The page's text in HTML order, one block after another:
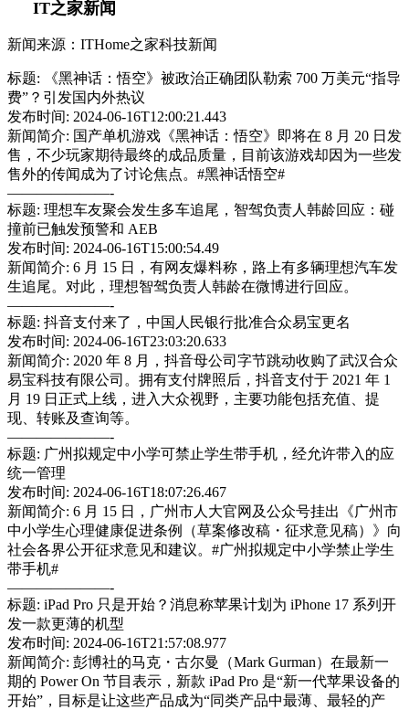
IT之家新闻
新闻来源：ITHome之家科技新闻
标题: 《黑神话：悟空》被政治正确团队勒索 700 万美元“指导
费”？引发国内外热议
发布时间: 2024-06-16T12:00:21.443
新闻简介: 国产单机游戏《黑神话：悟空》即将在 8 月 20 日发
售，不少玩家期待最终的成品质量，目前该游戏却因为一些发
售外的传闻成为了讨论焦点。#黑神话悟空#
———————-
标题: 理想车友聚会发生多车追尾，智驾负责人韩龄回应：碰
撞前已触发预警和 AEB
发布时间: 2024-06-16T15:00:54.49
新闻简介: 6 月 15 日，有网友爆料称，路上有多辆理想汽车发
生追尾。对此，理想智驾负责人韩龄在微博进行回应。
———————-
标题: 抖音支付来了，中国人民银行批准合众易宝更名
发布时间: 2024-06-16T23:03:20.633
新闻简介: 2020 年 8 月，抖音母公司字节跳动收购了武汉合众
易宝科技有限公司。拥有支付牌照后，抖音支付于 2021 年 1
月 19 日正式上线，进入大众视野，主要功能包括充值、提
现、转账及查询等。
———————-
标题: 广州拟规定中小学可禁止学生带手机，经允许带入的应
统一管理
发布时间: 2024-06-16T18:07:26.467
新闻简介: 6 月 15 日，广州市人大官网及公众号挂出《广州市
中小学生心理健康促进条例（草案修改稿・征求意见稿）》向
社会各界公开征求意见和建议。#广州拟规定中小学禁止学生
带手机#
———————-
标题: iPad Pro 只是开始？消息称苹果计划为 iPhone 17 系列开
发一款更薄的机型
发布时间: 2024-06-16T21:57:08.977
新闻简介: 彭博社的马克・古尔曼（Mark Gurman）在最新一
期的 Power On 节目表示，新款 iPad Pro 是“新一代苹果设备的
开始”，目标是让这些产品成为“同类产品中最薄、最轻的产